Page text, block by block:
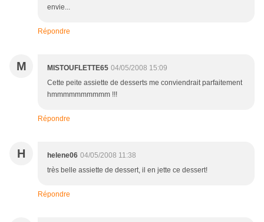
envie...
Répondre
M MISTOUFLETTE65 04/05/2008 15:09
Cette peite assiette de desserts me conviendrait parfaitement
hmmmmmmmmmm !!!
Répondre
H helene06 04/05/2008 11:38
très belle assiette de dessert, il en jette ce dessert!
Répondre